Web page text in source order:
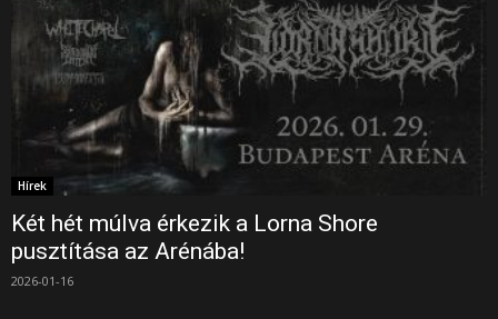
Hírek
Két hét múlva érkezik a Lorna Shore
pusztítása az Arénába!
2026-01-16